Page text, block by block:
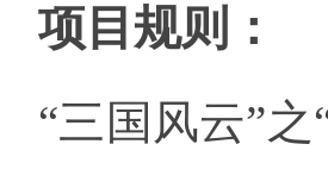
项目规则：
“三国风云”